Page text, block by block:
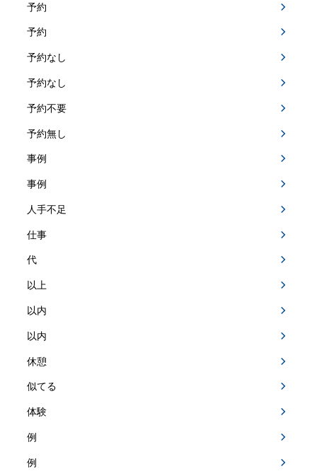
予約
予約
予約なし
予約なし
予約不要
予約無し
事例
事例
人手不足
仕事
代
以上
以内
以内
休憩
似てる
体験
例
例